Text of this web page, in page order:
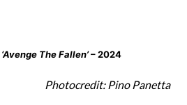
‘Avenge The Fallen’– 2024
Photocredit: Pino Panetta